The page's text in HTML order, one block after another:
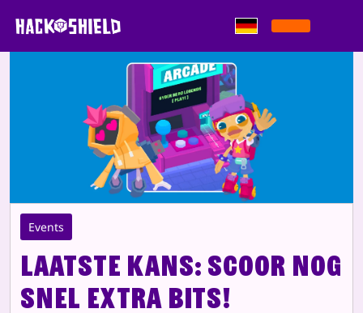
Events
Laatste kans: scoor nog
snel extra Bits!